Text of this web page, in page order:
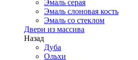
Эмаль серая
Эмаль слоновая кость
Эмаль со стеклом
Двери из массива
Назад
Дуба
Ольхи